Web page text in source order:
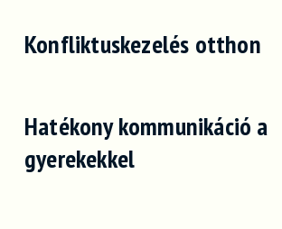
Konfliktuskezelés otthon
Hatékony kommunikáció a
gyerekekkel